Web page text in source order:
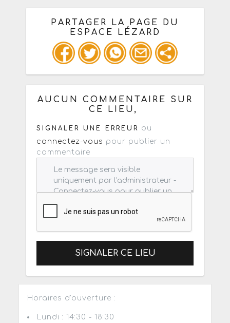
PARTAGER LA PAGE DU
ESPACE LÉZARD
Ou copiez les infos ci-dessous pour
un : mail / forum / réseau social
AUCUN COMMENTAIRE SUR
CE LIEU,
SIGNALER UNE ERREUR
ou
connectez-vous pour publier un
commentaire
SIGNALER CE LIEU
Horaires d'ouverture :
Lundi : 14:30 - 18:30